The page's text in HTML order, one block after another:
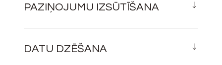
PAZIŅOJUMU IZSŪTĪŠANA
DATU DZĒŠANA